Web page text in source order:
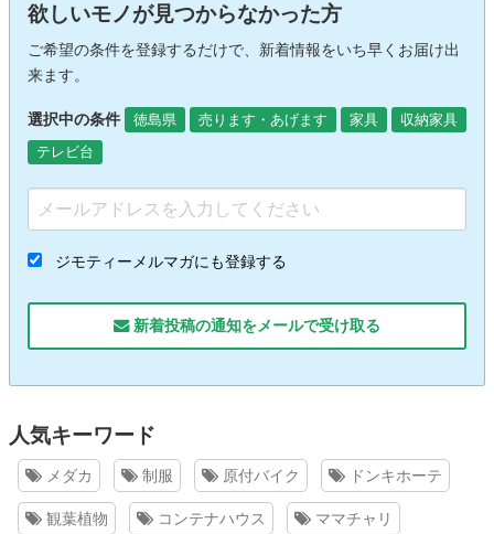
欲しいモノが見つからなかった方
ご希望の条件を登録するだけで、新着情報をいち早くお届け出
来ます。
選択中の条件 徳島県 売ります・あげます 家具
収納家具
テレビ台
ジモティーメルマガにも登録する
新着投稿の通知をメールで受け取る
人気キーワード
メダカ 制服 原付バイク ドンキホーテ
観葉植物 コンテナハウス ママチャリ